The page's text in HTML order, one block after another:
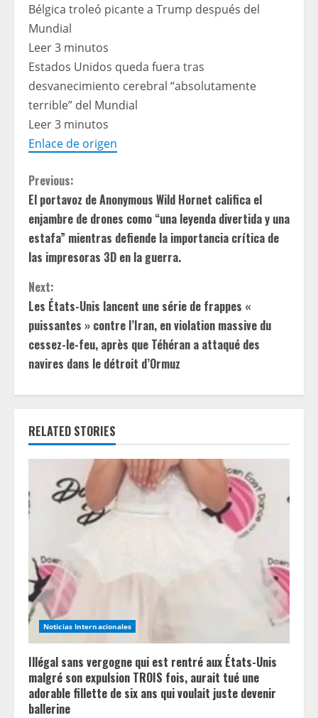
Bélgica troleó picante a Trump después del
Mundial
Leer 3 minutos
Estados Unidos queda fuera tras
desvanecimiento cerebral “absolutamente
terrible” del Mundial
Leer 3 minutos
Enlace de origen
C
o
n
t
i
n
u
e
R
e
a
d
n
g
Previous:
El portavoz de Anonymous Wild Hornet califica el
enjambre de drones como “una leyenda divertida y una
estafa” mientras defiende la importancia crítica de
las impresoras 3D en la guerra.
Next:
Les États-Unis lancent une série de frappes «
puissantes » contre l’Iran, en violation massive du
cessez-le-feu, après que Téhéran a attaqué des
navires dans le détroit d’Ormuz
RELATED STORIES
Noticias Internacionales
Illégal sans vergogne qui est rentré aux États-Unis
malgré son expulsion TROIS fois, aurait tué une
adorable fillette de six ans qui voulait juste devenir
ballerine